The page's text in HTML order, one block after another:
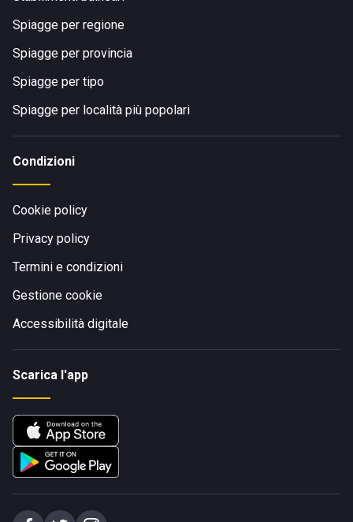
Spiagge per regione
Spiagge per provincia
Spiagge per tipo
Spiagge per località più popolari
Condizioni
Cookie policy
Privacy policy
Termini e condizioni
Gestione cookie
Accessibilità digitale
Scarica l'app